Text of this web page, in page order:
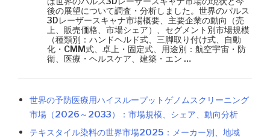
後の展望について調査・分析しました。世界のパルス
3Dレーザースキャナ市場概要、主要企業の動向（売
上、販売価格、市場シェア）、セグメント別市場規模
（種類別：ハンドヘルド式、三脚取り付け式、自動
化・CMM式、卓上・固定式、用途別：航空宇宙・防
衛、医療・ヘルスケア、建築・エン …
世界の予防医療用ハイスループットゲノムスクリーニング
市場（2026～2033）：市場規模、シェア、動向分析
テキスタイル染料の世界市場2025：メーカー別、地域